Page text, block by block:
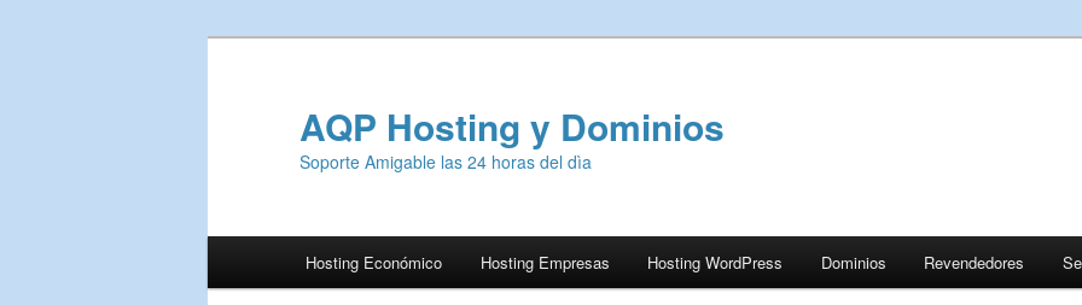
AQP Hosting y Dominios
Soporte Amigable las 24 horas del dìa
Ir
Hosting Económico Hosting Empresas Hosting WordPress Dominios Revendedores